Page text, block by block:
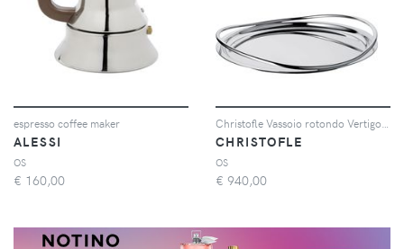
espresso coffee maker
ALESSI
OS
€ 160,00
CHRISTOFLE
OS
€ 940,00